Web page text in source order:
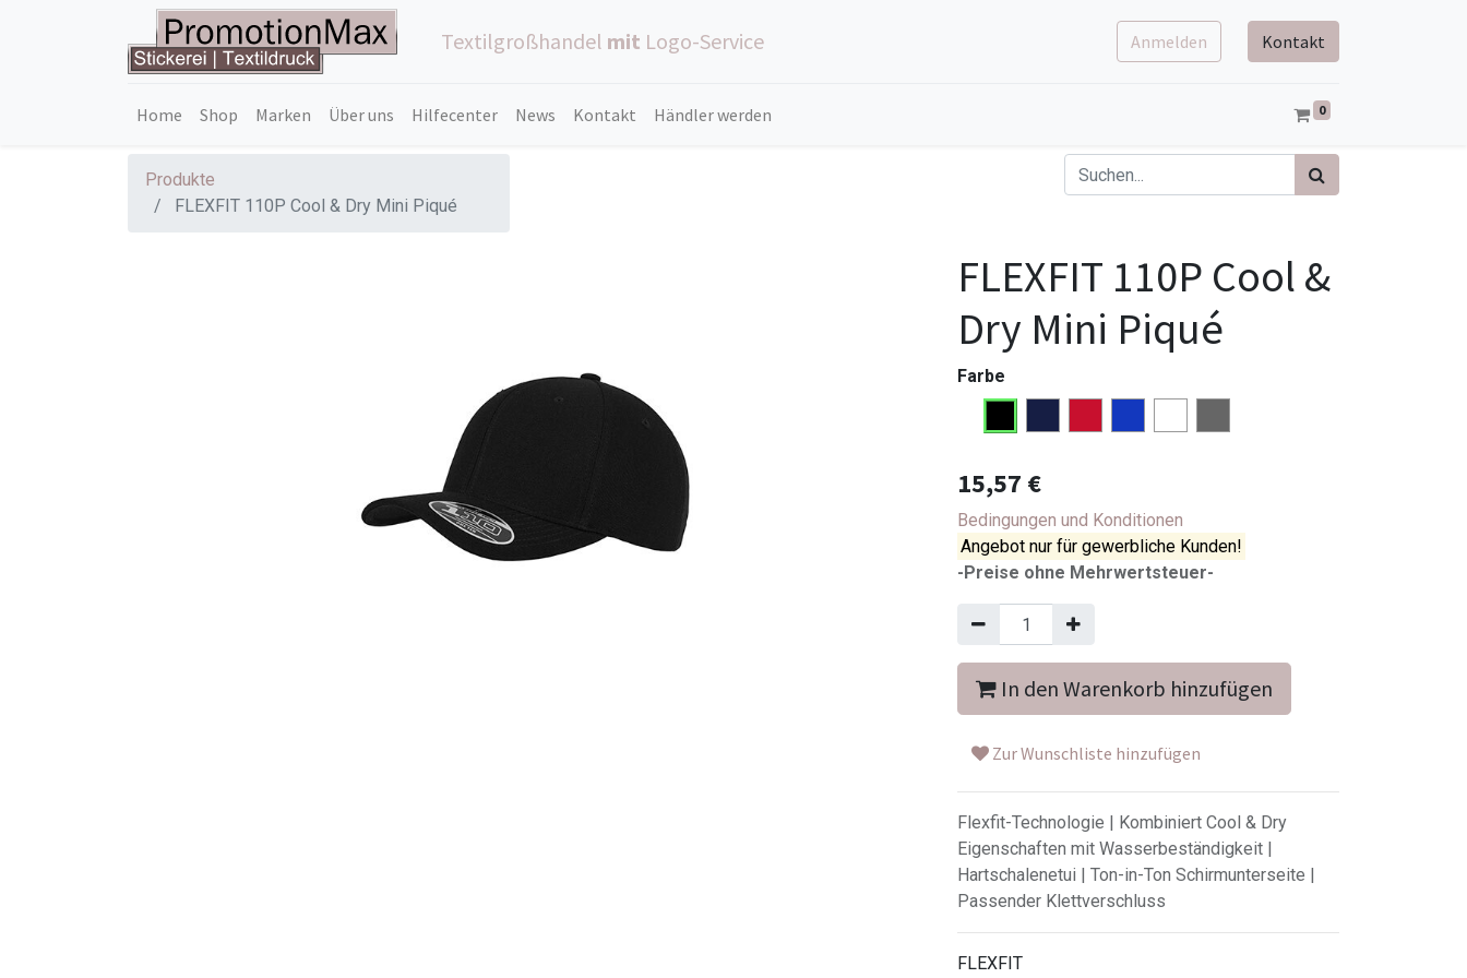
Textilgroßhandel mit Logo-Service Anmelden Kontakt
Home Shop Marken Über uns Hilfecenter News Kontakt Händler werden 0
Produkte
FLEXFIT 110P Cool & Dry Mini Piqué
FLEXFIT 110P Cool &
Dry Mini Piqué
Farbe
15,57 €
Bedingungen und Konditionen
Angebot nur für gewerbliche Kunden!
-Preise ohne Mehrwertsteuer-
In den Warenkorb hinzufügen
Zur Wunschliste hinzufügen
Flexfit-Technologie | Kombiniert Cool & Dry
Eigenschaften mit Wasserbeständigkeit |
Hartschalenetui | Ton-in-Ton Schirmunterseite |
Passender Klettverschluss
FLEXFIT